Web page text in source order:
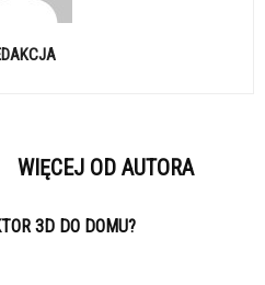
WIĘCEJ OD AUTORA
3D DO DOMU?